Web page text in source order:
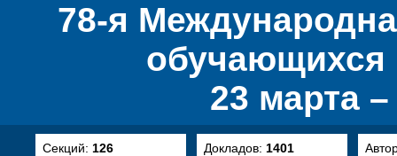
78-я
23 марта
Секций: 126 Докладов: 1401